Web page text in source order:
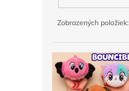
Zobrazených položiek: